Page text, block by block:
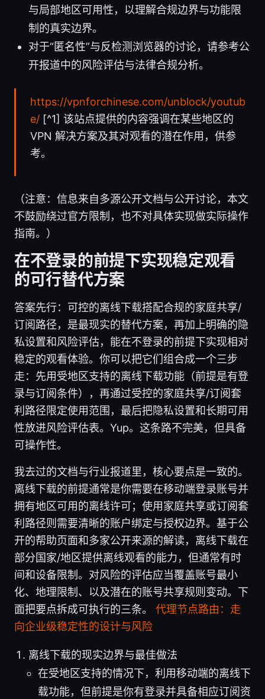
与局部地区可用性，以理解合规边界与功能限
制的真实边界。
对于“匿名性”与反检测浏览器的讨论，请参考公
开报道中的风险评估与法律合规分析。
https://vpnforchinese.com/unblock/youtub
e/ [^1] 该站点提供的内容强调在某些地区的
VPN 解决方案及其对观看的潜在作用，供参
考。
（注意：信息来自多源公开文档与公开讨论，本文
不鼓励绕过官方限制，也不对具体实现做实际操作
指南。）
在不登录的前提下实现稳定观看
的可行替代方案
答案先行：可控的离线下载搭配合规的家庭共享/
订阅路径，是最现实的替代方案，再加上明确的隐
私设置和风险评估，能在不登录的前提下实现相对
稳定的观看体验。你可以把它们组合成一个三步
走：先用受地区支持的离线下载功能（前提是有登
录与订阅条件），再通过受控的家庭共享/订阅套
利路径限定使用范围，最后把隐私设置和长期可用
性放进风险评估表。Yup。这条路不完美，但具备
可操作性。
我去过的文档与行业报道里，核心要点是一致的。
离线下载的前提通常是你需要在移动端登录账号并
拥有地区可用的离线许可；使用家庭共享或订阅套
利路径则需要清晰的账户绑定与授权边界。基于公
开的帮助页面和多家公开来源的解读，离线下载在
部分国家/地区提供离线观看的能力，但通常有时
间和设备限制。对风险的评估应当覆盖账号最小
化、地理限制、以及潜在的账号共享规则变动。下
面把要点拆成可执行的三条。 代理节点路由：走
向企业级稳定性的设计与风险
离线下载的现实边界与最佳做法
在受地区支持的情况下，利用移动端的离线下
载功能，但前提是你有登录并具备相应订阅资